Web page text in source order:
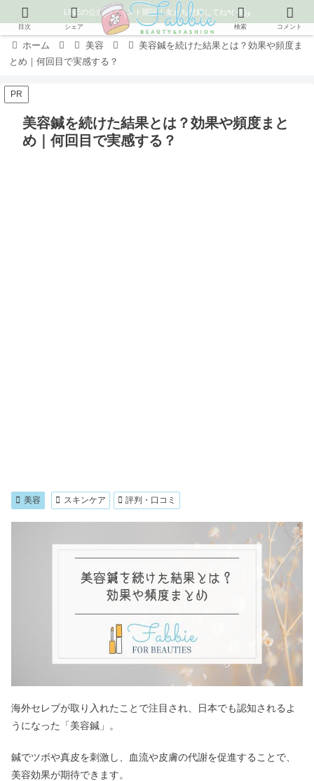
LINEの公式アカウント開設！友だち登録してね٩( ᐛ )و
ホーム 美容
美容鍼を続けた結果とは？効果や頻度ま
とめ｜何回目で実感する？
PR
美容鍼を続けた結果とは？効果や頻度まと
め｜何回目で実感する？
美容 スキンケア 評判・口コミ
海外セレブが取り入れたことで注目され、日本でも認知されるよ
うになった「美容鍼」。
鍼でツボや真皮を刺激し、血流や皮膚の代謝を促進することで、
美容効果が期待できます。
目次 シェア 検索 コメント